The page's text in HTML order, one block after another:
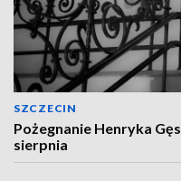
SZCZECIN
Pożegnanie Henryka
sierpnia